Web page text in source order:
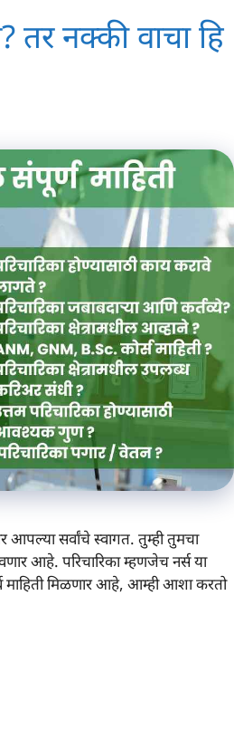
तर नक्की वाचा हि
सर्वांचे स्वागत. तुम्ही तुमचा
आहे. परिचारिका म्हणजेच नर्स या
माहिती मिळणार आहे, आम्ही आशा करतो